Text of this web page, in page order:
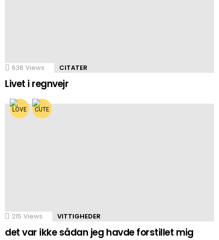
638 Views CITATER
Livet i regnvejr
215 Views VITTIGHEDER
det var ikke sådan jeg havde forstillet mig